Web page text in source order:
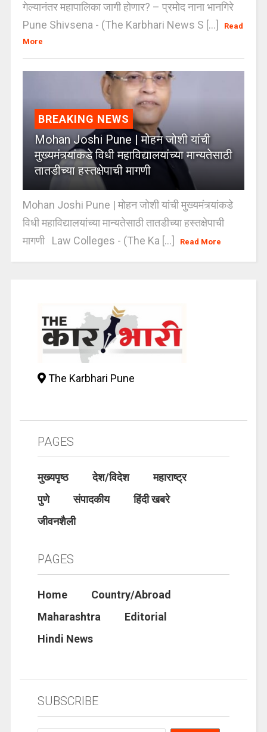
गेल्यानंतर महापालिका जागी होणार? – प्रमोद नाना भानगिरे
Pune Shivsena - (The Karbhari News S [...]
Read
More
BREAKING NEWS
Mohan Joshi Pune | मोहन जोशी यांची
मुख्यमंत्र्यांकडे विधी महाविद्यालयांच्या मान्यतेसाठी
तातडीच्या हस्तक्षेपाची मागणी
Mohan Joshi Pune | मोहन जोशी यांची मुख्यमंत्र्यांकडे
विधी महाविद्यालयांच्या मान्यतेसाठी तातडीच्या हस्तक्षेपाची
मागणी Law Colleges - (The Ka [...]
Read More
The Karbhari Pune
PAGES
मुख्यपृष्ठ देश/विदेश
महाराष्ट्र
पुणे
संपादकीय
हिंदी खबरे
जीवनशैली
PAGES
Home
Country/Abroad
Maharashtra
Editorial
Hindi News
SUBSCRIBE